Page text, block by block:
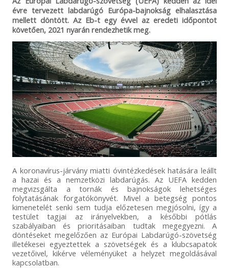
évre tervezett labdarúgó Európa-bajnokság elhalasztása
mellett döntött. Az Eb-t egy évvel az eredeti időpontot
követően, 2021 nyarán rendezhetik meg.
A koronavírus-járvány miatti óvintézkedések hatására leállt
a hazai és a nemzetközi labdarúgás. Az UEFA kedden
megvizsgálta a tornák és bajnokságok lehetséges
folytatásának forgatókönyvét. Mivel a betegség pontos
kimenetelét senki sem tudja előzetesen megjósolni, így a
testület tagjai az irányelvekben, a későbbi pótlás
szabályaiban és prioritásaiban tudtak megegyezni. A
döntéseket megelőzően az Európai Labdarúgó-szövetség
illetékesei egyeztettek a szövetségek és a klubcsapatok
vezetőivel, kikérve véleményüket a helyzet megoldásával
kapcsolatban.